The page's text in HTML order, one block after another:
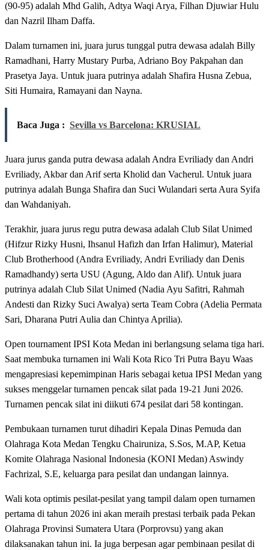
(90-95) adalah Mhd Galih, Adtya Waqi Arya, Filhan Djuwiar Hulu
dan Nazril Ilham Daffa.
Dalam turnamen ini, juara jurus tunggal putra dewasa adalah Billy
Ramadhani, Harry Mustary Purba, Adriano Boy Pakpahan dan
Prasetya Jaya. Untuk juara putrinya adalah Shafira Husna Zebua,
Siti Humaira, Ramayani dan Nayna.
Baca Juga : Sevilla vs Barcelona: KRUSIAL
Juara jurus ganda putra dewasa adalah Andra Evriliady dan Andri
Evriliady, Akbar dan Arif serta Kholid dan Vacherul. Untuk juara
putrinya adalah Bunga Shafira dan Suci Wulandari serta Aura Syifa
dan Wahdaniyah.
Terakhir, juara jurus regu putra dewasa adalah Club Silat Unimed
(Hifzur Rizky Husni, Ihsanul Hafizh dan Irfan Halimur), Material
Club Brotherhood (Andra Evriliady, Andri Evriliady dan Denis
Ramadhandy) serta USU (Agung, Aldo dan Alif). Untuk juara
putrinya adalah Club Silat Unimed (Nadia Ayu Safitri, Rahmah
Andesti dan Rizky Suci Awalya) serta Team Cobra (Adelia Permata
Sari, Dharana Putri Aulia dan Chintya Aprilia).
Open tournament IPSI Kota Medan ini berlangsung selama tiga hari.
Saat membuka turnamen ini Wali Kota Rico Tri Putra Bayu Waas
mengapresiasi kepemimpinan Haris sebagai ketua IPSI Medan yang
sukses menggelar turnamen pencak silat pada 19-21 Juni 2026.
Turnamen pencak silat ini diikuti 674 pesilat dari 58 kontingan.
Pembukaan turnamen turut dihadiri Kepala Dinas Pemuda dan
Olahraga Kota Medan Tengku Chairuniza, S.Sos, M.AP, Ketua
Komite Olahraga Nasional Indonesia (KONI Medan) Aswindy
Fachrizal, S.E, keluarga para pesilat dan undangan lainnya.
Wali kota optimis pesilat-pesilat yang tampil dalam open turnamen
pertama di tahun 2026 ini akan meraih prestasi terbaik pada Pekan
Olahraga Provinsi Sumatera Utara (Porprovsu) yang akan
dilaksanakan tahun ini. Ia juga berpesan agar pembinaan pesilat di